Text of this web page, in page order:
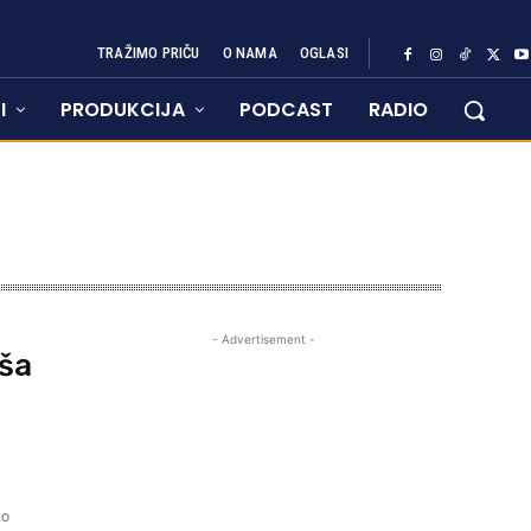
TRAŽIMO PRIČU O NAMA OGLASI
PRODUKCIJA PODCAST RADIO
- Advertisement -